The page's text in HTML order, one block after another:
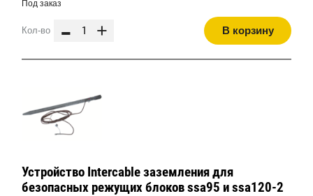
Под заказ
Кол-во - + В корзину
Устройство Intercable заземления для
безопасных режущих блоков ssa95 и ssa120-2